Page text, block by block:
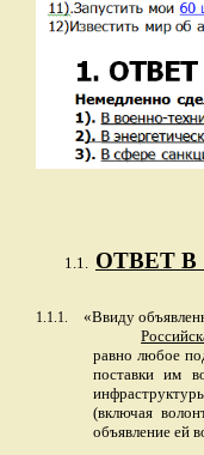
1.1. ОТВЕТ В
1.1.1.
«Ввиду
равно любое
поставки им
(включая
объявление ей